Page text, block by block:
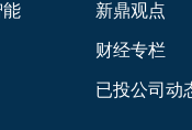
能 新鼎观点
财经专栏
已投公司动